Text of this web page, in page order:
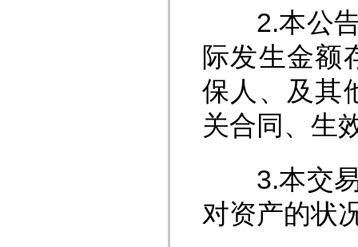
2.本公告
际发生金额
保人、及其
关合同、生
3.本交易
对资产的状